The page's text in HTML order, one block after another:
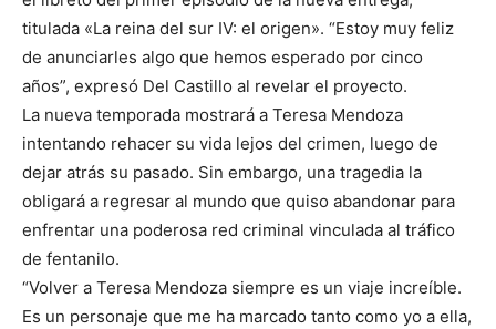
titulada «La reina del sur IV: el origen». “Estoy muy feliz
de anunciarles algo que hemos esperado por cinco
años”, expresó Del Castillo al revelar el proyecto.
La nueva temporada mostrará a Teresa Mendoza
intentando rehacer su vida lejos del crimen, luego de
dejar atrás su pasado. Sin embargo, una tragedia la
obligará a regresar al mundo que quiso abandonar para
enfrentar una poderosa red criminal vinculada al tráfico
de fentanilo.
“Volver a Teresa Mendoza siempre es un viaje increíble.
Es un personaje que me ha marcado tanto como yo a ella,